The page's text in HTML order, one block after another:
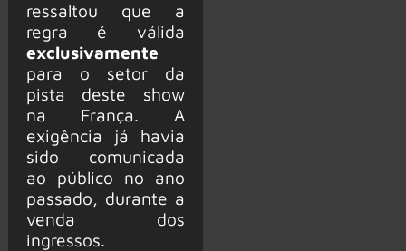
ressaltou que a
regra é válida
exclusivamente
para o setor da
pista deste show
na França. A
exigência já havia
sido comunicada
ao público no ano
passado, durante a
venda dos
ingressos.